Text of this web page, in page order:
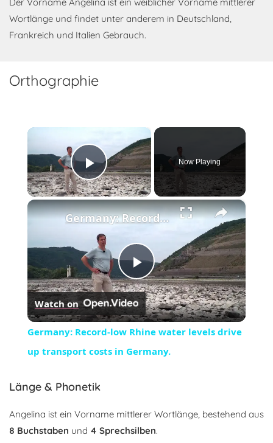
Wortlänge und findet unter anderem in Deutschland,
Frankreich und Italien Gebrauch.
Orthographie
×
Play Video
Now Playing
×
Play
Video
Germany: Record-low Rhine water levels drive up transport costs in Germany.
Watch on
Germany: Record-low Rhine water levels drive
up transport costs in Germany.
Länge & Phonetik
Angelina ist ein Vorname mittlerer Wortlänge, bestehend aus
8 Buchstaben und 4 Sprechsilben.